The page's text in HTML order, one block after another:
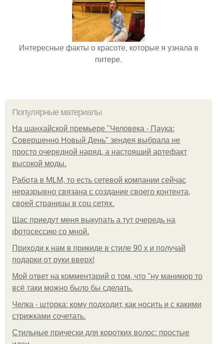
Интересные факты о красоте, которые я узнала в
питере.
Популярные материалы
На шанхайской премьере "Человека - Паука:
Совершенно Новый День" зендея выбрала не
просто очередной наряд, а настоящий артефакт
высокой моды.
Работа в MLM, то есть сетевой компании сейчас
неразрывно связана с создание своего контента,
своей страницы в соц сетях.
Щас приедут меня выкупать а тут очередь на
фотосессию со мной.
Приходи к нам в прикиде в стиле 90 х и получай
подарки от руки вверх!
Мой ответ на комментарий о том, что "ну маникюр то
всё таки можно было бы сделать.
Челка - шторка: кому подходит, как носить и с какими
стрижками сочетать.
Стильные прически для коротких волос: простые